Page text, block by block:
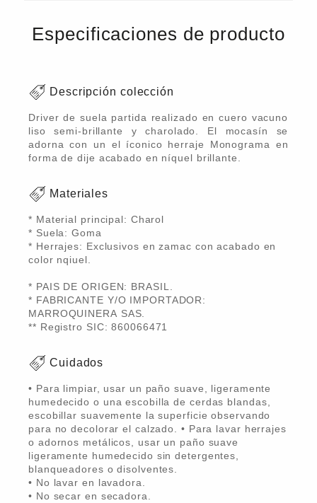
Especificaciones de producto
Descripción colección
Driver de suela partida realizado en cuero vacuno
liso semi-brillante y charolado. El mocasín se
adorna con un el íconico herraje Monograma en
forma de dije acabado en níquel brillante.
Materiales
* Material principal: Charol
* Suela: Goma
* Herrajes: Exclusivos en zamac con acabado en
color nqiuel.
* PAIS DE ORIGEN: BRASIL.
* FABRICANTE Y/O IMPORTADOR:
MARROQUINERA SAS.
** Registro SIC: 860066471
Cuidados
• Para limpiar, usar un paño suave, ligeramente
humedecido o una escobilla de cerdas blandas,
escobillar suavemente la superficie observando
para no decolorar el calzado. • Para lavar herrajes
o adornos metálicos, usar un paño suave
ligeramente humedecido sin detergentes,
blanqueadores o disolventes.
• No lavar en lavadora.
• No secar en secadora.